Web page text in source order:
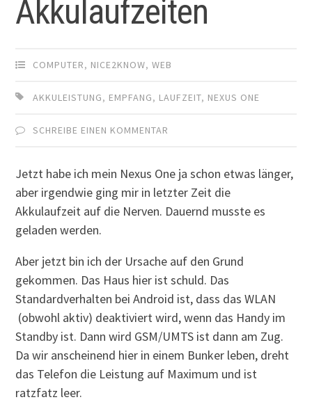
Akkulaufzeiten
COMPUTER, NICE2KNOW,WEB
AKKULEISTUNG, EMPFANG, LAUFZEIT, NEXUS ONE
SCHREIBE EINEN KOMMENTAR
Jetzt habe ich mein Nexus One ja schon etwas länger,
aber irgendwie ging mir in letzter Zeit die
Akkulaufzeit auf die Nerven. Dauernd musste es
geladen werden.
Aber jetzt bin ich der Ursache auf den Grund
gekommen. Das Haus hier ist schuld. Das
Standardverhalten bei Android ist, dass das WLAN
(obwohl aktiv) deaktiviert wird, wenn das Handy im
Standby ist. Dann wird GSM/UMTS ist dann am Zug.
Da wir anscheinend hier in einem Bunker leben, dreht
das Telefon die Leistung auf Maximum und ist
ratzfatz leer.